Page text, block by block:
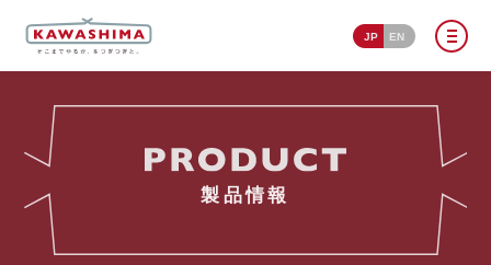
JP EN
製品情報